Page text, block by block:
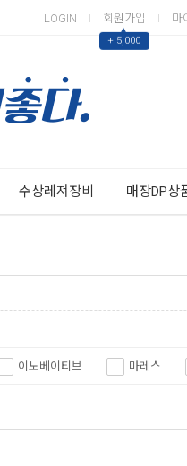
LOGIN 회원가입
▲
+ 5,000
마
수상레져장비 매장DP상
이노베이티브 마레스